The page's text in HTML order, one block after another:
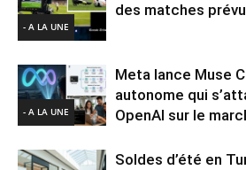
- A LA UNE
des matches
- A LA UNE
Meta lance Muse
autonome qui
OpenAI sur le
Soldes d’été en